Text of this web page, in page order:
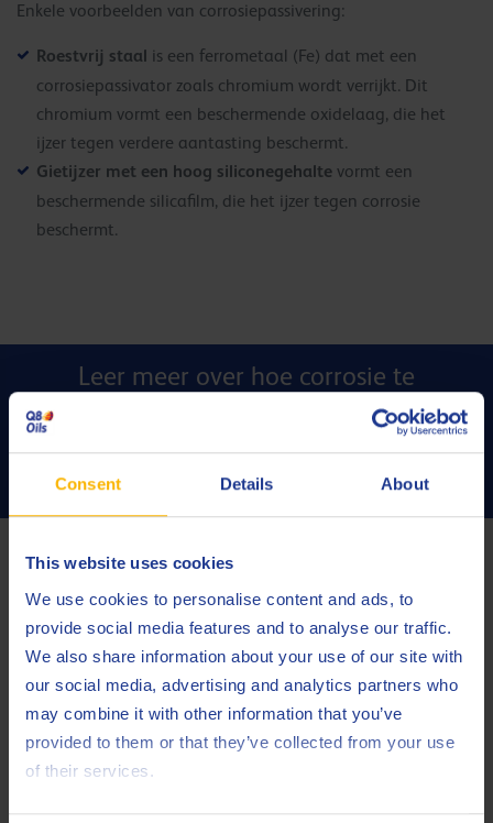
Consent Details About
This website uses cookies
We use cookies to personalise content and ads, to
provide social media features and to analyse our traffic.
We also share information about your use of our site with
our social media, advertising and analytics partners who
may combine it with other information that you’ve
provided to them or that they’ve collected from your use
of their services.
Enkele voorbeelden van corrosiepassivering:
Roestvrij staal is een ferrometaal (Fe) dat met een
corrosiepassivator zoals chromium wordt verrijkt. Dit
chromium vormt een beschermende oxidelaag, die het
ijzer tegen verdere aantasting beschermt.
Gietijzer met een hoog siliconegehalte vormt een
beschermende silicafilm, die het ijzer tegen corrosie
beschermt.
Leer meer over hoe corrosie te
CONTACTEER ONS
Organische filmvormers vormen een organische, verfachtige
laag op het oppervlak van het metaal en beschermen het op
die manier tegen corrosie. Het metalen oppervlak trekt de
moleculen aan van het beschermende materiaal dat
eenondoordringbare barrière vormt tegen zuurstof en
water , de belangrijkste veroorzakers van corrosie.
Er zijn heel wat organische filmvormende